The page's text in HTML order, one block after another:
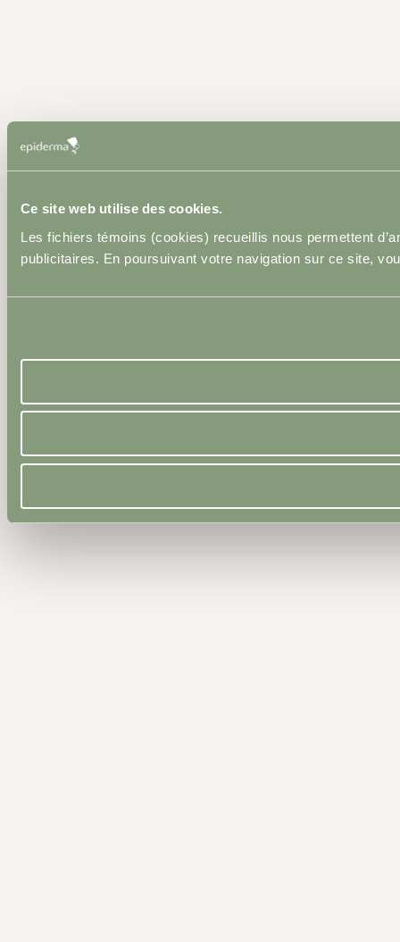
Ce site web utilise des cookies.
Les fichiers témoins (cookies) recueillis nous permettent
publicitaires. En poursuivant votre navigation sur ce site,